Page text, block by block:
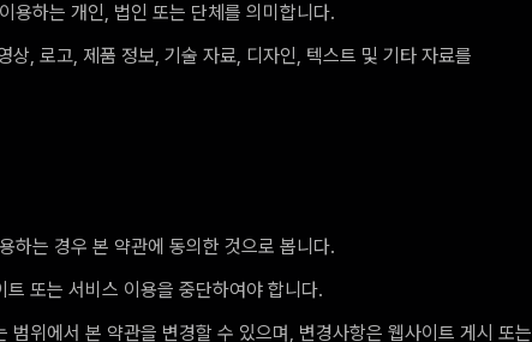
용하는 개인, 법인 또는 단체를 의미합니다.
상, 로고, 제품 정보, 기술 자료, 디자인, 텍스트 및 기타 자료를
하는 경우 본 약관에 동의한 것으로 봅니다.
또는 서비스 이용을 중단하여야 합니다.
범위에서 본 약관을 변경할 수 있으며, 변경사항은 웹사이트 게시 또는